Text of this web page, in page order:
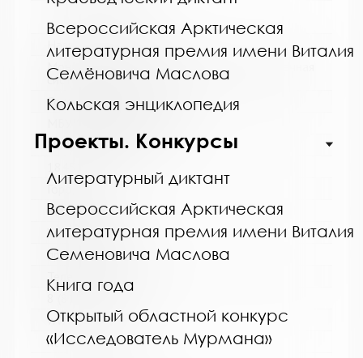
Всероссийская Арктическая
литературная премия имени Виталия
Семёновича Маслова
Кольская энциклопедия
Проекты. Конкурсы
Литературный диктант
Всероссийская Арктическая
литературная премия имени Виталия
Семеновича Маслова
Книга года
Открытый областной конкурс
«Исследователь Мурмана»
Название библиотеки:
Мончегорская централизованная библиотечная
система
Сокращенное название:
Почтовый индекс:
Город:
Мончегорск
Улица, дом:
пр. Металлургов, д. 27
Телефон:
www:
http://monlib.ru/